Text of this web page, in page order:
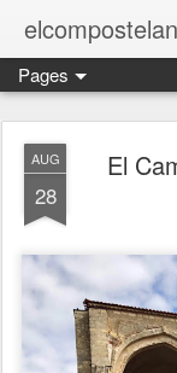
Pages
AUG
28
El